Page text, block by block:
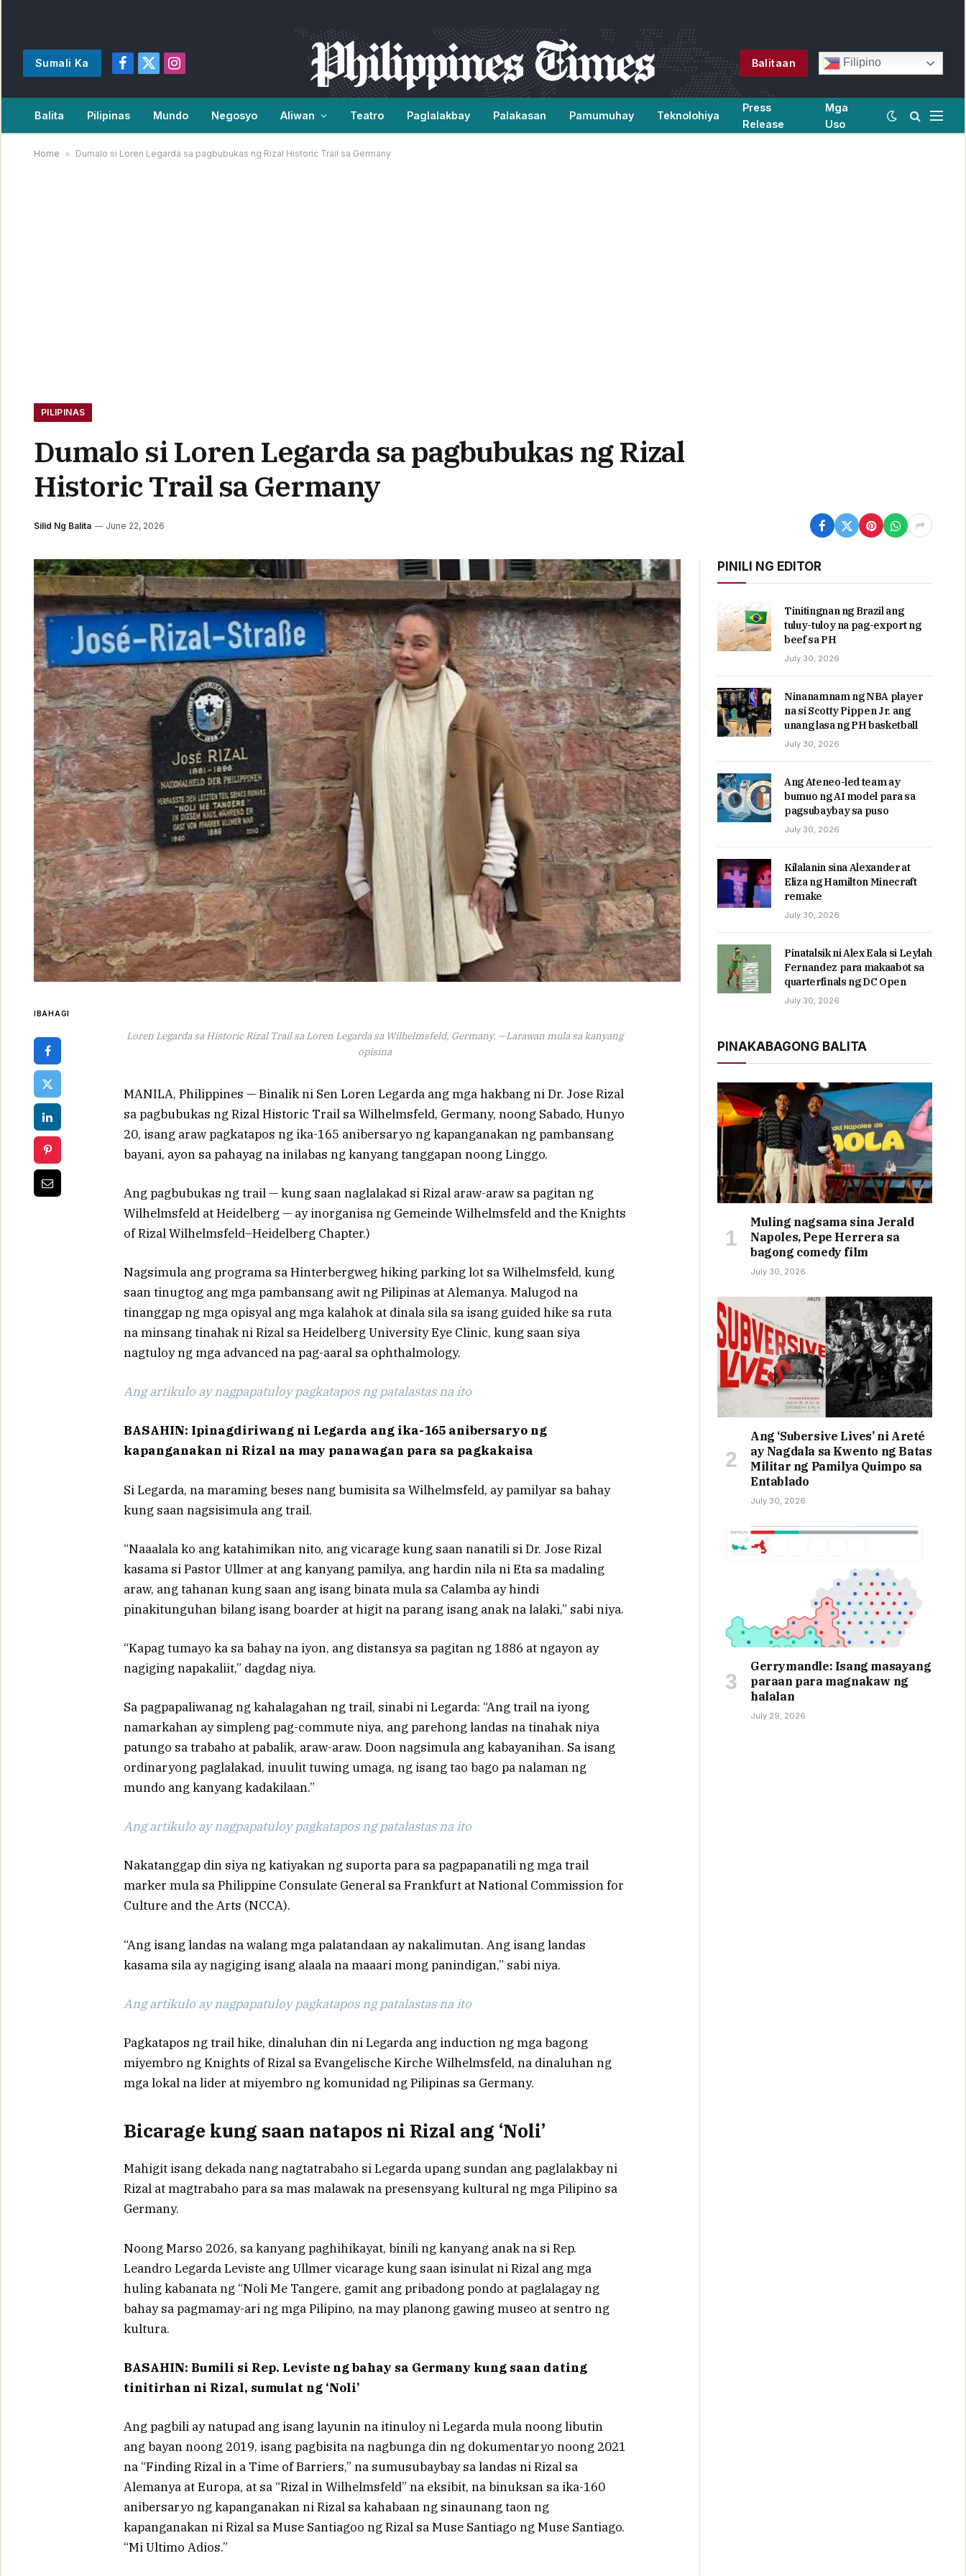
Sumali Ka
Facebook
X
Instagram
Balitaan Filipino
Balita Pilipinas Mundo Negosyo Aliwan Teatro Paglalakbay Palakasan Pamumuhay Teknolohiya
Press
Release
Mga
Uso
Home » Dumalo si Loren Legarda sa pagbubukas ng Rizal Historic Trail sa Germany
PILIPINAS
Dumalo si Loren Legarda sa pagbubukas ng Rizal
Historic Trail sa Germany
Silid Ng Balita June 22, 2026
IBAHAGI
Loren Legarda sa Historic Rizal Trail sa Loren Legarda sa Wilhelmsfeld, Germany. —Larawan mula sa kanyang
opisina
MANILA, Philippines — Binalik ni Sen Loren Legarda ang mga hakbang ni Dr. Jose Rizal
sa pagbubukas ng Rizal Historic Trail sa Wilhelmsfeld, Germany, noong Sabado, Hunyo
20, isang araw pagkatapos ng ika-165 anibersaryo ng kapanganakan ng pambansang
bayani, ayon sa pahayag na inilabas ng kanyang tanggapan noong Linggo.
Ang pagbubukas ng trail — kung saan naglalakad si Rizal araw-araw sa pagitan ng
Wilhelmsfeld at Heidelberg — ay inorganisa ng Gemeinde Wilhelmsfeld and the Knights
of Rizal Wilhelmsfeld–Heidelberg Chapter.)
Nagsimula ang programa sa Hinterbergweg hiking parking lot sa Wilhelmsfeld, kung
saan tinugtog ang mga pambansang awit ng Pilipinas at Alemanya. Malugod na
tinanggap ng mga opisyal ang mga kalahok at dinala sila sa isang guided hike sa ruta
na minsang tinahak ni Rizal sa Heidelberg University Eye Clinic, kung saan siya
nagtuloy ng mga advanced na pag-aaral sa ophthalmology.
Ang artikulo ay nagpapatuloy pagkatapos ng patalastas na ito
BASAHIN: Ipinagdiriwang ni Legarda ang ika-165 anibersaryo ng
kapanganakan ni Rizal na may panawagan para sa pagkakaisa
Si Legarda, na maraming beses nang bumisita sa Wilhelmsfeld, ay pamilyar sa bahay
kung saan nagsisimula ang trail.
“Naaalala ko ang katahimikan nito, ang vicarage kung saan nanatili si Dr. Jose Rizal
kasama si Pastor Ullmer at ang kanyang pamilya, ang hardin nila ni Eta sa madaling
araw, ang tahanan kung saan ang isang binata mula sa Calamba ay hindi
pinakitunguhan bilang isang boarder at higit na parang isang anak na lalaki,” sabi niya.
“Kapag tumayo ka sa bahay na iyon, ang distansya sa pagitan ng 1886 at ngayon ay
nagiging napakaliit,” dagdag niya.
Sa pagpapaliwanag ng kahalagahan ng trail, sinabi ni Legarda: “Ang trail na iyong
namarkahan ay simpleng pag-commute niya, ang parehong landas na tinahak niya
patungo sa trabaho at pabalik, araw-araw. Doon nagsimula ang kabayanihan. Sa isang
ordinaryong paglalakad, inuulit tuwing umaga, ng isang tao bago pa nalaman ng
mundo ang kanyang kadakilaan.”
Ang artikulo ay nagpapatuloy pagkatapos ng patalastas na ito
Nakatanggap din siya ng katiyakan ng suporta para sa pagpapanatili ng mga trail
marker mula sa Philippine Consulate General sa Frankfurt at National Commission for
Culture and the Arts (NCCA).
“Ang isang landas na walang mga palatandaan ay nakalimutan. Ang isang landas
kasama sila ay nagiging isang alaala na maaari mong panindigan,” sabi niya.
Ang artikulo ay nagpapatuloy pagkatapos ng patalastas na ito
Pagkatapos ng trail hike, dinaluhan din ni Legarda ang induction ng mga bagong
miyembro ng Knights of Rizal sa Evangelische Kirche Wilhelmsfeld, na dinaluhan ng
mga lokal na lider at miyembro ng komunidad ng Pilipinas sa Germany.
Bicarage kung saan natapos ni Rizal ang ‘Noli’
Mahigit isang dekada nang nagtatrabaho si Legarda upang sundan ang paglalakbay ni
Rizal at magtrabaho para sa mas malawak na presensyang kultural ng mga Pilipino sa
Germany.
Noong Marso 2026, sa kanyang paghihikayat, binili ng kanyang anak na si Rep.
Leandro Legarda Leviste ang Ullmer vicarage kung saan isinulat ni Rizal ang mga
huling kabanata ng “Noli Me Tangere, gamit ang pribadong pondo at paglalagay ng
bahay sa pagmamay-ari ng mga Pilipino, na may planong gawing museo at sentro ng
kultura.
BASAHIN: Bumili si Rep. Leviste ng bahay sa Germany kung saan dating
tinitirhan ni Rizal, sumulat ng ‘Noli’
Ang pagbili ay natupad ang isang layunin na itinuloy ni Legarda mula noong libutin
ang bayan noong 2019, isang pagbisita na nagbunga din ng dokumentaryo noong 2021
na “Finding Rizal in a Time of Barriers,” na sumusubaybay sa landas ni Rizal sa
Alemanya at Europa, at sa “Rizal in Wilhelmsfeld” na eksibit, na binuksan sa ika-160
anibersaryo ng kapanganakan ni Rizal sa kahabaan ng sinaunang taon ng
kapanganakan ni Rizal sa Muse Santiagoo ng Rizal sa Muse Santiago ng Muse Santiago.
“Mi Ultimo Adios.”
PINILI NG EDITOR
Tinitingnan ng Brazil ang
tuluy-tuloy na pag-export ng
beef sa PH
July 30, 2026
Ninanamnam ng NBA player
na si Scotty Pippen Jr. ang
unang lasa ng PH basketball
July 30, 2026
Ang Ateneo-led team ay
bumuo ng AI model para sa
pagsubaybay sa puso
July 30, 2026
Kilalanin sina Alexander at
Eliza ng Hamilton Minecraft
remake
July 30, 2026
Pinatalsik ni Alex Eala si Leylah
Fernandez para makaabot sa
quarterfinals ng DC Open
July 30, 2026
PINAKABAGONG BALITA
Muling nagsama sina Jerald
Napoles, Pepe Herrera sa
bagong comedy film
July 30, 2026
Ang ‘Subersive Lives’ ni Areté
ay Nagdala sa Kwento ng Batas
Militar ng Pamilya Quimpo sa
Entablado
July 30, 2026
Gerrymandle: Isang masayang
paraan para magnakaw ng
halalan
July 29, 2026